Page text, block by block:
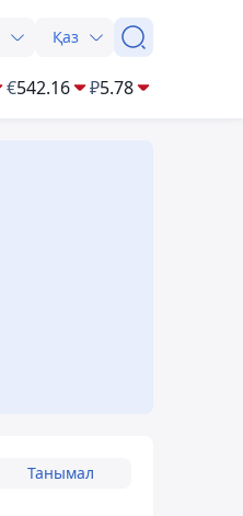
Қаз
€542.16 ₽5.78
Танымал